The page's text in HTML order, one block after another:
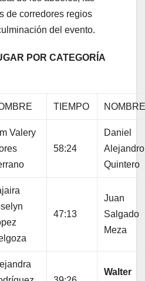
de corredores regios
del evento.
POR CATEGORÍA
TIEMPO
Valery
58:24
Daniel
Alejandro
Quintero
47:13
Juan
Salgado
Meza
Walter